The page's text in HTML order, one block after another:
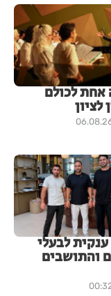
לכולם
לבעלי
והתושבים